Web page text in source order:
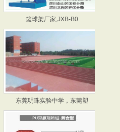
篮球架厂家,JXB-B0
东莞明珠实验中学，东莞塑